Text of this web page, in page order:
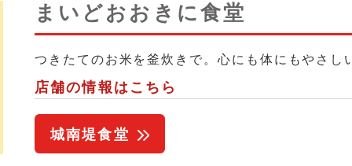
まいどおおきに食堂
つきたてのお米を釜炊きで。心にも体にもやさし
店舗の情報はこちら
城南堤食堂